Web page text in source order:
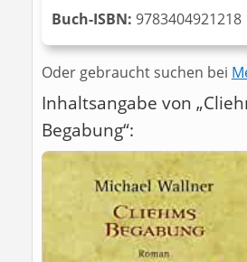
Buch-ISBN: 9783404921218
Oder gebraucht suchen bei
Inhaltsangabe von
Begabung“: